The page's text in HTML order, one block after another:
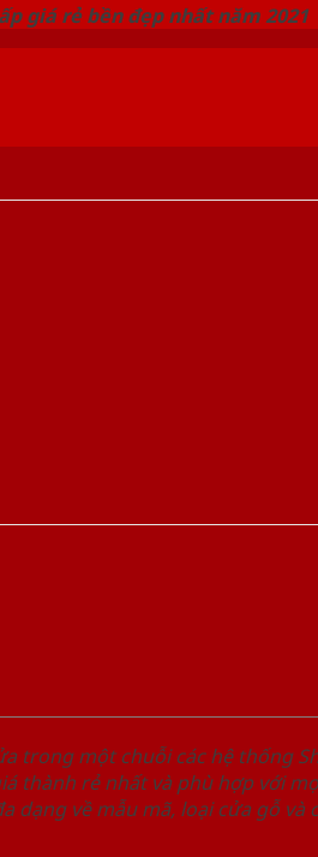
giá rẻ bền đẹp nhất năm 2021
trong một chuỗi các hệ thống
thành rẻ nhất và phù hợp với
dạng về mẫu mã, loại cửa gỗ và